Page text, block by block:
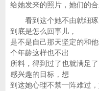
给她发来的照片，她们的
看到这个她不由就细琢
到底是怎么回事儿，
是不是自己那天坚定的和
个年龄这样也不出
所料，得到过了也就满足
感兴趣的目标，想
到这她心理不禁一阵难过